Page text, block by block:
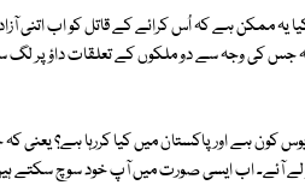
یہ ممکن ہے کہ اُس کرائے کے قاتل کو اب اتنی
جس کی وجہ سے دو ملکوں کے تعلقات داؤ پر
کون ہے اور پاکستان میں کیا کررہا ہے؟ یعنی
لے آئے۔ اب ایسی صورت میں آپ خود سوچ سکتے